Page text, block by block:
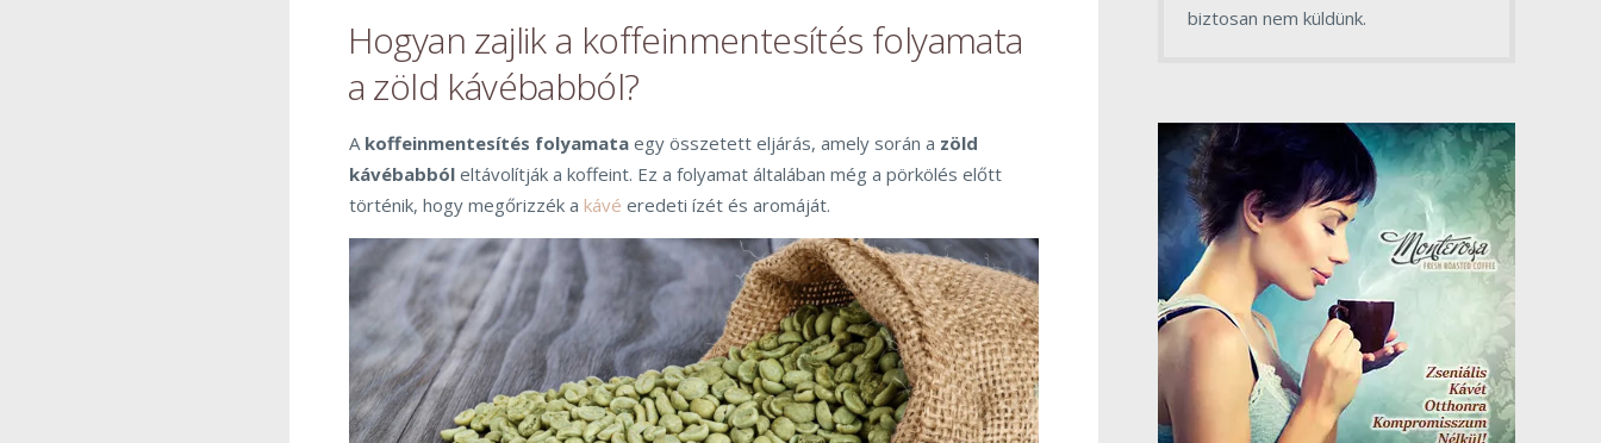
Hogyan zajlik a koffeinmentesítés folyamata
a zöld kávébabból?
A koffeinmentesítés folyamata egy összetett eljárás, amely során a zöld
kávébabból eltávolítják a koffeint. Ez a folyamat általában még a pörkölés előtt
történik, hogy megőrizzék a kávé eredeti ízét és aromáját.
biztosan nem küldünk.